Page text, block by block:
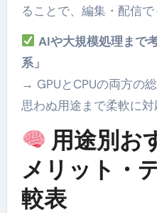
ることで、編集・配信で
AIや大規模処理まで
系」
→ GPUとCPUの両方の
思わぬ用途まで柔軟に対
用途別お
メリット・
較表